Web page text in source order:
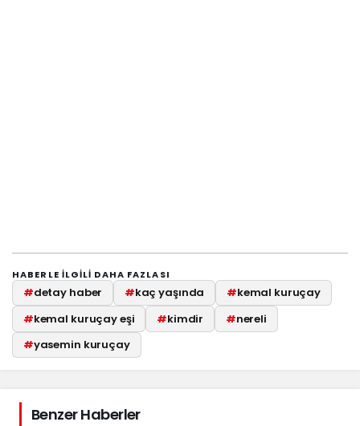
HABERLE ILGILI DAHA FAZLASI
#detay haber #kaç yaşında #kemal kuruçay
#kemal kuruçay eşi #kimdir #nereli
#yasemin kuruçay
Benzer Haberler